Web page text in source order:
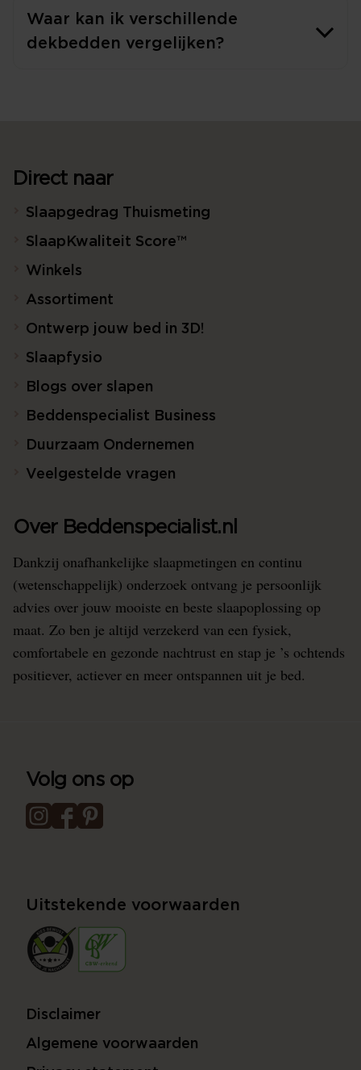
Waar kan ik verschillende
dekbedden vergelijken?
Direct naar
Slaapgedrag Thuismeting
SlaapKwaliteit Score™
Winkels
Assortiment
Ontwerp jouw bed in 3D!
Slaapfysio
Blogs over slapen
Beddenspecialist Business
Duurzaam Ondernemen
Veelgestelde vragen
Over Beddenspecialist.nl
Dankzij onafhankelijke slaapmetingen en continu
(wetenschappelijk) onderzoek ontvang je persoonlijk
advies over jouw mooiste en beste slaapoplossing op
maat. Zo ben je altijd verzekerd van een fysiek,
comfortabele en gezonde nachtrust en stap je ’s ochtends
positiever, actiever en meer ontspannen uit je bed.
Volg ons op
Uitstekende voorwaarden
Disclaimer
Algemene voorwaarden